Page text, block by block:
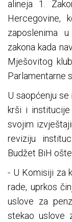
alineja 1.
Hercegovine,
zaposlenima
zakona kada
Mješovitog
Parlamentarne
U saopćenju
krši i
svojim
reviziju
Budžet BiH
- U Komisiji za
rade, uprkos
uslove za
stekao uslove